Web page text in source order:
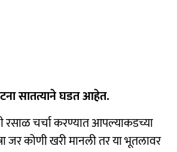
सातत्याने घडत आहेत.
रसाळ चर्चा करण्यात आपल्याकडच्या
जर कोणी खरी मानली तर या भूतलावर